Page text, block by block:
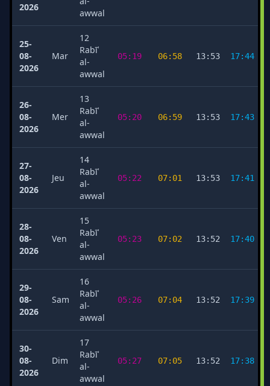
2026
awwal
25-
08-
2026
Mar
12
Rabīʿ
al-
awwal
05:19 06:58 13:53 17:44
26-
08-
2026
Mer
13
Rabīʿ
al-
awwal
05:20 06:59 13:53 17:43
27-
08-
2026
Jeu
14
Rabīʿ
al-
awwal
05:22 07:01 13:53 17:41
28-
08-
2026
Ven
15
Rabīʿ
al-
awwal
05:23 07:02 13:52 17:40
29-
08-
2026
Sam
16
Rabīʿ
al-
awwal
05:26 07:04 13:52 17:39
30-
08-
2026
Dim
17
Rabīʿ
al-
awwal
05:27 07:05 13:52 17:38